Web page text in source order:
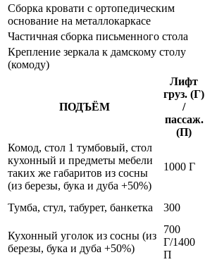
Сборка кровати с ортопедическим
основание на металлокаркасе
Частичная сборка письменного стола
Крепление зеркала к дамскому столу
(комоду)
ПОДЪЁМ
Лифт
груз. (Г)
/
пассаж.
(П)
Комод, стол 1 тумбовый, стол
кухонный и предметы мебели
таких же габаритов из сосны
(из березы, бука и дуба +50%)
1000 Г
Тумба, стул, табурет, банкетка 300
Кухонный уголок из сосны (из
березы, бука и дуба +50%)
700
Г/1400
П